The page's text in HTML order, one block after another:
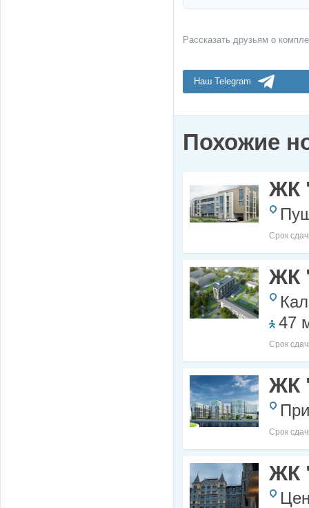
Рассказать друзьям о
Наш Telegram
Похожие
ЖК
Срок
ЖК
47
Срок
ЖК
Срок
ЖК